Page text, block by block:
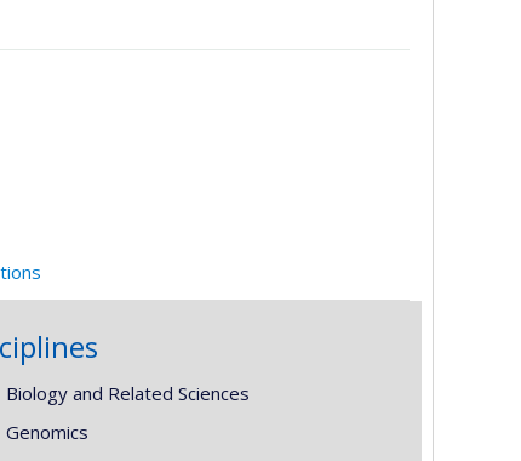
Biology and Related Sciences
Genomics